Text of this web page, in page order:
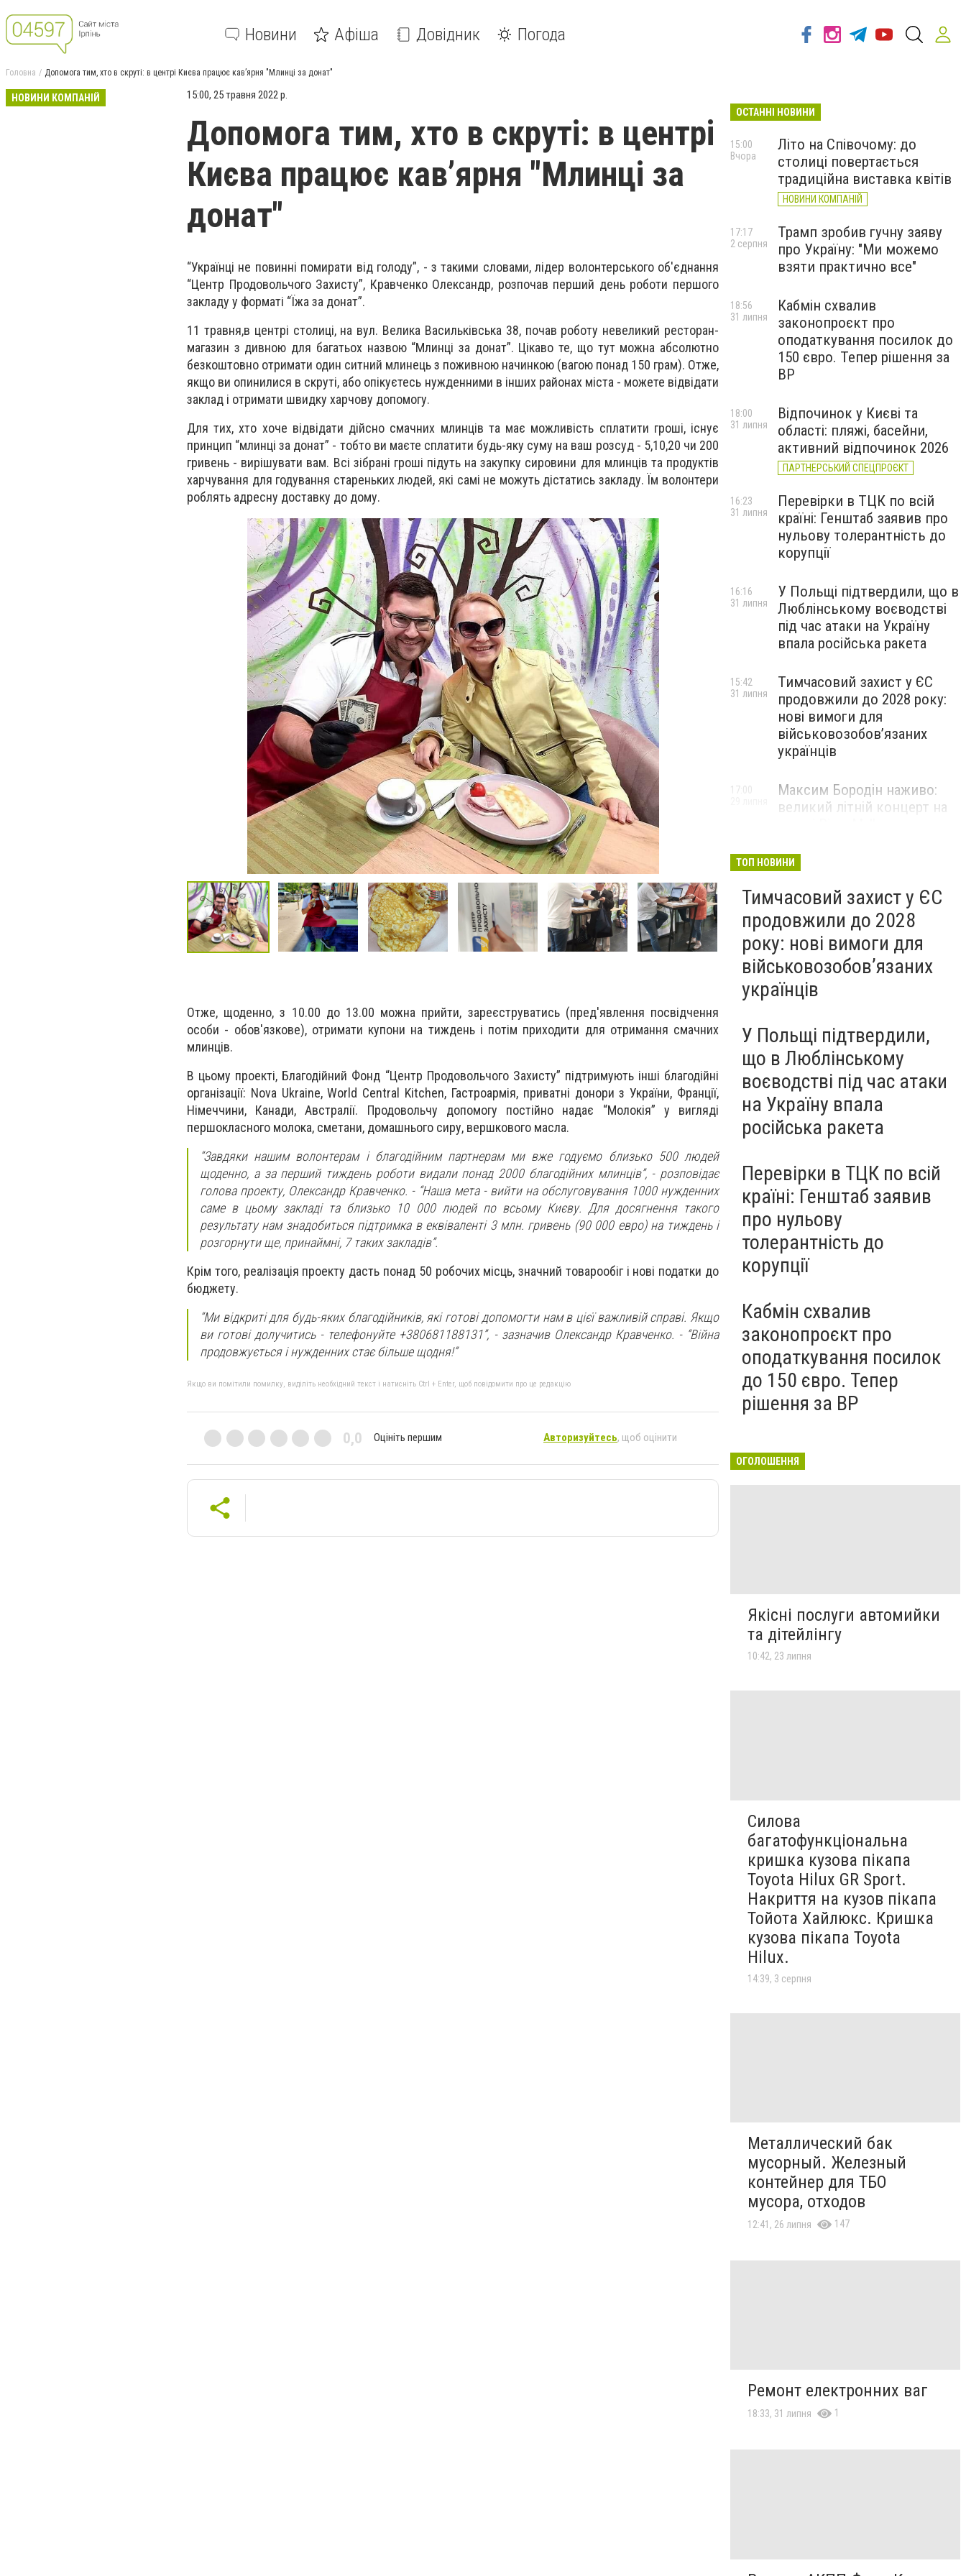
Новини Афіша Довідник Погода
Головна Допомога тим, хто в скруті: в центрі Києва працює кав’ярня "Млинці за донат"
НОВИНИ КОМПАНІЙ 15:00, 25 травня 2022 р.
Допомога тим, хто в скруті: в центрі
Києва працює кав’ярня "Млинці за
донат"
“Українці не повинні помирати від голоду”, - з такими словами, лідер волонтерського об'єднання
“Центр Продовольчого Захисту”, Кравченко Олександр, розпочав перший день роботи першого
закладу у форматі “Їжа за донат”.
11 травня,в центрі столиці, на вул. Велика Васильківська 38, почав роботу невеликий ресторан-
магазин з дивною для багатьох назвою “Млинці за донат”. Цікаво те, що тут можна абсолютно
безкоштовно отримати один ситний млинець з поживною начинкою (вагою понад 150 грам). Отже,
якщо ви опинилися в скруті, або опікуєтесь нужденними в інших районах міста - можете відвідати
заклад і отримати швидку харчову допомогу.
Для тих, хто хоче відвідати дійсно смачних млинців та має можливість сплатити гроші, існує
принцип “млинці за донат” - тобто ви маєте сплатити будь-яку суму на ваш розсуд - 5,10,20 чи 200
гривень - вирішувати вам. Всі зібрані гроші підуть на закупку сировини для млинців та продуктів
харчування для годування стареньких людей, які самі не можуть дістатись закладу. Їм волонтери
роблять адресну доставку до дому.
Отже, щоденно, з 10.00 до 13.00 можна прийти, зареєструватись (пред'явлення посвідчення
особи - обов'язкове), отримати купони на тиждень і потім приходити для отримання смачних
млинців.
В цьому проекті, Благодійний Фонд “Центр Продовольчого Захисту” підтримують інші благодійні
організації: Nova Ukraine, World Central Kitchen, Гастроармія, приватні донори з України, Франції,
Німеччини, Канади, Австралії. Продовольчу допомогу постійно надає “Молокія” у вигляді
першокласного молока, сметани, домашнього сиру, вершкового масла.
“Завдяки нашим волонтерам і благодійним партнерам ми вже годуємо близько 500 людей
щоденно, а за перший тиждень роботи видали понад 2000 благодійних млинців”, - розповідає
голова проекту, Олександр Кравченко. - “Наша мета - вийти на обслуговування 1000 нужденних
саме в цьому закладі та близько 10 000 людей по всьому Києву. Для досягнення такого
результату нам знадобиться підтримка в еквіваленті 3 млн. гривень (90 000 евро) на тиждень і
розгорнути ще, принаймні, 7 таких закладів”.
Крім того, реалізація проекту дасть понад 50 робочих місць, значний товарообіг і нові податки до
бюджету.
“Ми відкриті для будь-яких благодійників, які готові допомогти нам в цієї важливій справі. Якщо
ви готові долучитись - телефонуйте +380681188131”, - зазначив Олександр Кравченко. - “Війна
продовжується і нужденних стає більше щодня!”
Якщо ви помітили помилку, виділіть необхідний текст і натисніть Ctrl + Enter, щоб повідомити про це редакцію
0,0 Оцініть першим Авторизуйтесь, щоб оцінити
ОСТАННІ НОВИНИ
Літо на Співочому: до
столиці повертається
традиційна виставка квітів
НОВИНИ КОМПАНІЙ
15:00
Вчора
Трамп зробив гучну заяву
про Україну: "Ми можемо
взяти практично все"
17:17
2 серпня
Кабмін схвалив
законопроєкт про
оподаткування посилок до
150 євро. Тепер рішення за
ВР
18:56
31 липня
Відпочинок у Києві та
області: пляжі, басейни,
активний відпочинок 2026
ПАРТНЕРСЬКИЙ СПЕЦПРОЄКТ
18:00
31 липня
Перевірки в ТЦК по всій
країні: Генштаб заявив про
нульову толерантність до
корупції
16:23
31 липня
У Польщі підтвердили, що в
Люблінському воєводстві
під час атаки на Україну
впала російська ракета
16:16
31 липня
Тимчасовий захист у ЄС
продовжили до 2028 року:
нові вимоги для
військовозобов’язаних
українців
15:42
31 липня
Максим Бородін наживо:
великий літній концерт на
17:00
ТОП НОВИНИ
Тимчасовий захист у ЄС
продовжили до 2028
року: нові вимоги для
військовозобов’язаних
українців
У Польщі підтвердили,
що в Люблінському
воєводстві під час атаки
на Україну впала
російська ракета
Перевірки в ТЦК по всій
країні: Генштаб заявив
про нульову
толерантність до
корупції
Кабмін схвалив
законопроєкт про
оподаткування посилок
до 150 євро. Тепер
рішення за ВР
ОГОЛОШЕННЯ
Якісні послуги автомийки
та дітейлінгу
10:42, 23 липня
Силова
багатофункціональна
кришка кузова пікапа
Toyota Hilux GR Sport.
Накриття на кузов пікапа
Тойота Хайлюкс. Кришка
кузова пікапа Toyota
Hilux.
14:39, 3 серпня
Металлический бак
мусорный. Железный
контейнер для ТБО
мусора, отходов
12:41, 26 липня 147
Ремонт електронних ваг
18:33, 31 липня 1